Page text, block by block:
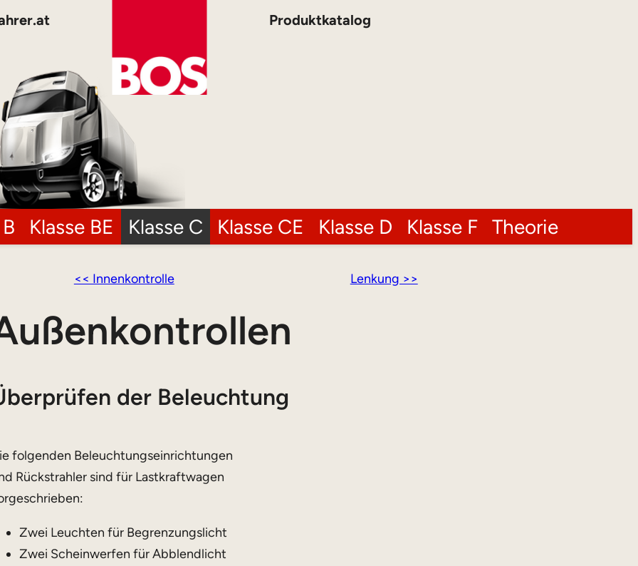
Produktkatalog
Klasse BE Klasse C Klasse CE Klasse D Klasse F Theorie
<< Innenkontrolle Lenkung >>
der Beleuchtung
folgenden Beleuchtungseinrichtungen
Rückstrahler sind für Lastkraftwagen
Zwei Leuchten für Begrenzungslicht
Zwei Scheinwerfen für Abblendlicht